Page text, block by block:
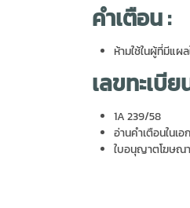
คำเตือน :
ห้ามใช้ในผู้ที่มีแผ
เลขทะเบีย
1A 239/58
อ่านคำเตือนในเ
ใบอนุญาตโฆษณ